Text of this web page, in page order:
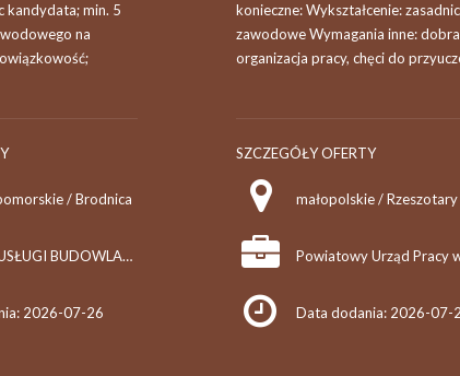
kandydata; min. 5
na
/ Brodnica
RAD-BUD USŁUGI BUDOWLANE SŁAWOMIR KWIETNIEWSKI
2026-07-26
konieczne: Wykształcenie:
zawodowe Wymagania inne: dobra
organizacja pracy, chęci do
SZCZEGÓŁY OFERTY
małopolskie / Rzeszotary
Data dodania: 2026-07-